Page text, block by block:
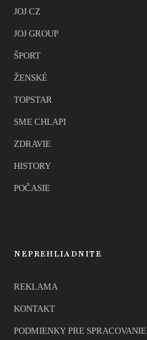
JOJ CZ
JOJ GROUP
ŠPORT
ŽENSKÉ
TOPSTAR
SME CHLAPI
ZDRAVIE
HISTORY
POČASIE
NEPREHLIADNITE
REKLAMA
KONTAKT
PODMIENKY PRE SPRACOVANIE